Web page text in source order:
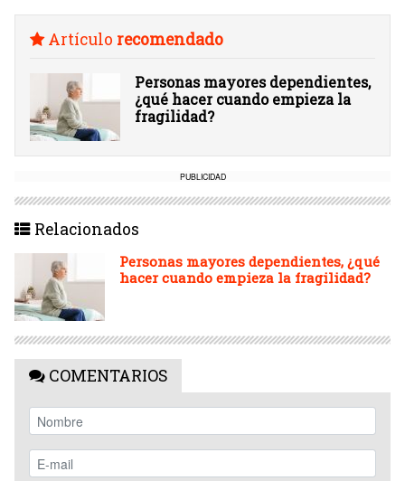
Artículo recomendado
Personas mayores dependientes,
¿qué hacer cuando empieza la
fragilidad?
PUBLICIDAD
Relacionados
Personas mayores dependientes, ¿qué
hacer cuando empieza la fragilidad?
COMENTARIOS